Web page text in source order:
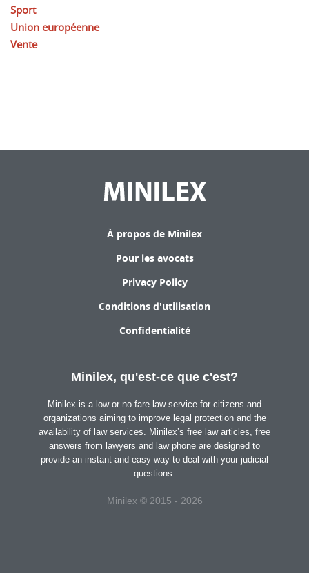
Sport
Union européenne
Vente
À propos de Minilex
Pour les avocats
Privacy Policy
Conditions d'utilisation
Confidentialité
Minilex, qu'est-ce que c'est?
Minilex is a low or no fare law service for citizens and
organizations aiming to improve legal protection and the
availability of law services. Minilex’s free law articles, free
answers from lawyers and law phone are designed to
provide an instant and easy way to deal with your judicial
questions.
Minilex © 2015 - 2026